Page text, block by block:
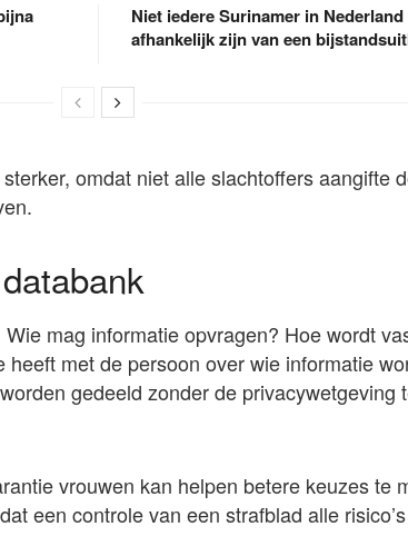
Niet iedere Surinamer in
afhankelijk zijn van een
omdat niet alle slachtoffers aangifte
mag informatie opvragen? Hoe wordt
met de persoon over wie informatie
gedeeld zonder de privacywetgeving
vrouwen kan helpen betere keuzes te
een controle van een strafblad alle